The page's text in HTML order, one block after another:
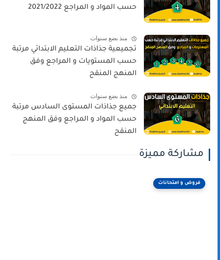
حسب المواد و المراجع 2021/2022
منذ بضع سنوات
تجميعية جذاذات التعليم الابتدائي مرتبة
حسب المستويات و المراجع وفق
المنهج المنقح
منذ بضع سنوات
جميع جذاذات المستوى السادس مرتبة
حسب المواد و المراجع وفق المنهج
المنقح
مشاركة مميزة
فروض و امتحانات